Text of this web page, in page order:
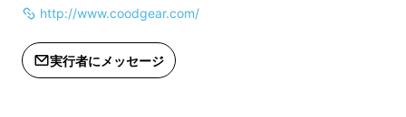
http://www.coodgear.com/
実行者にメッセージ